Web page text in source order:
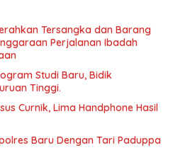
Tersangka dan Barang
Perjalanan Ibadah
Studi Baru, Bidik
Tinggi.
Curnik, Lima Handphone Hasil
Baru Dengan Tari Paduppa